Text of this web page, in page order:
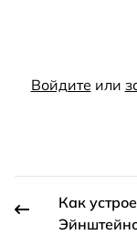
Войдите или
Как